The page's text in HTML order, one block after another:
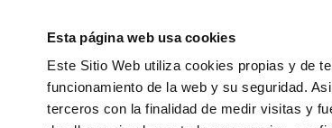
Esta página web usa cookies
Este Sitio Web utiliza cookies propias y de
funcionamiento de la web y su seguridad.
terceros con la finalidad de medir visitas y
PROTECCION DE DATOS IGUALDAD